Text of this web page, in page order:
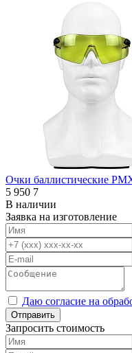
Очки баллистические
5 950 7
В наличии
Заявка на изготовление
Даю согласие на
Отправить
Запросить стоимость